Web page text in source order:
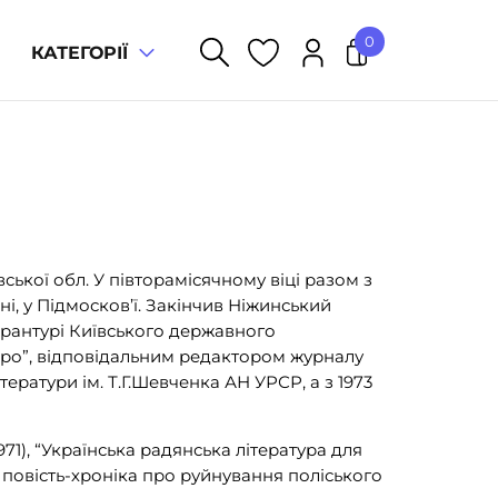
КАТЕГОРІЇ
0
У кошику немає товарів.
обл. У півторамісячному віці разом з
у Підмосков’ї. Закінчив Ніжинський
Київського державного
відповідальним редактором журналу
ім. Т.Г.Шевченка АН УРСР, а з 1973
“Українська радянська література для
хроніка про руйнування поліського